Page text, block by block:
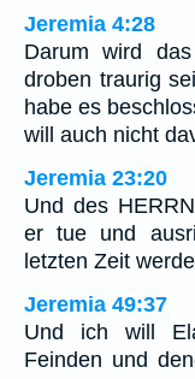
Jeremia 4:28
Darum wird
droben traurig
habe es
will auch nicht
Jeremia 23:20
Und des
er tue und
letzten Zeit
Jeremia 49:37
Und ich will
Feinden und